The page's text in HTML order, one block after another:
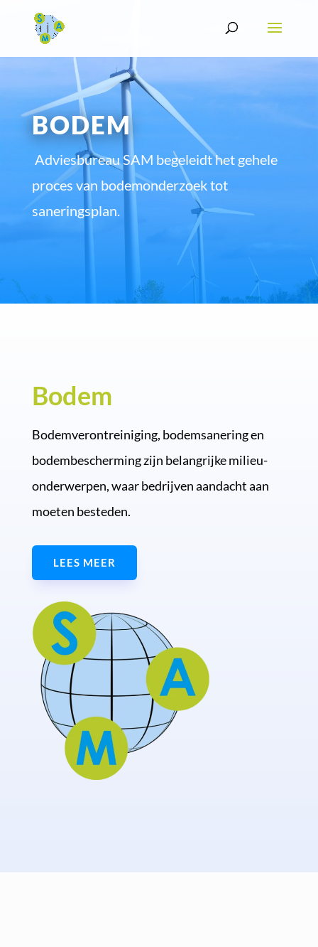
BODEM
Adviesbureau SAM begeleidt het gehele
proces van bodemonderzoek tot
saneringsplan.
Bodem
Bodemverontreiniging, bodemsanering en
bodembescherming zijn belangrijke milieu-
onderwerpen, waar bedrijven aandacht aan
moeten besteden.
LEES MEER